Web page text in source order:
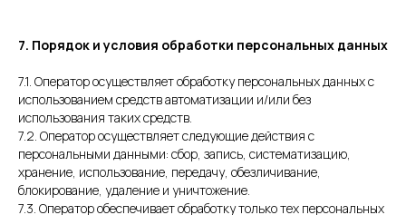
7. Порядок и условия обработки персональных данных
7.1. Оператор осуществляет обработку персональных данных с
использованием средств автоматизации и/или без
использования таких средств.
7.2. Оператор осуществляет следующие действия с
персональными данными: сбор, запись, систематизацию,
хранение, использование, передачу, обезличивание,
блокирование, удаление и уничтожение.
7.3. Оператор обеспечивает обработку только тех персональных